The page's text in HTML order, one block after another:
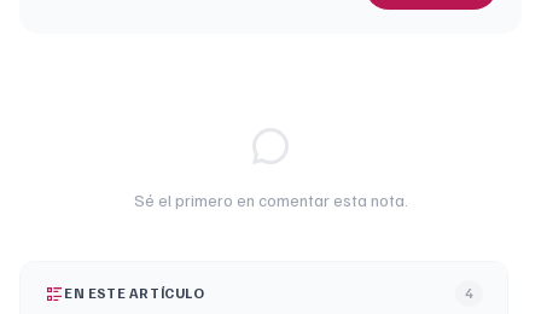
Sé el primero en comentar esta nota.
EN ESTE ARTÍCULO 4